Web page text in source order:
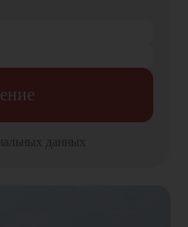
данных